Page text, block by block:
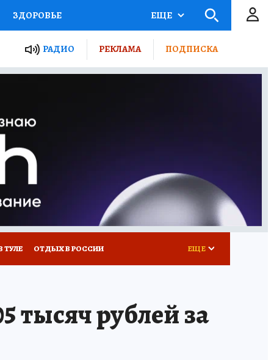
ЗДОРОВЬЕ
РОССИИ
ПУТЕВОДИТЕЛЬ
ПОТРЕБИТЕЛЯ
ЕЩЕ
РАДИО РЕКЛАМА ПОДПИСКА
ТУЛЕ ОТДЫХ В РОССИИ ЕЩЕ
тысяч рублей за